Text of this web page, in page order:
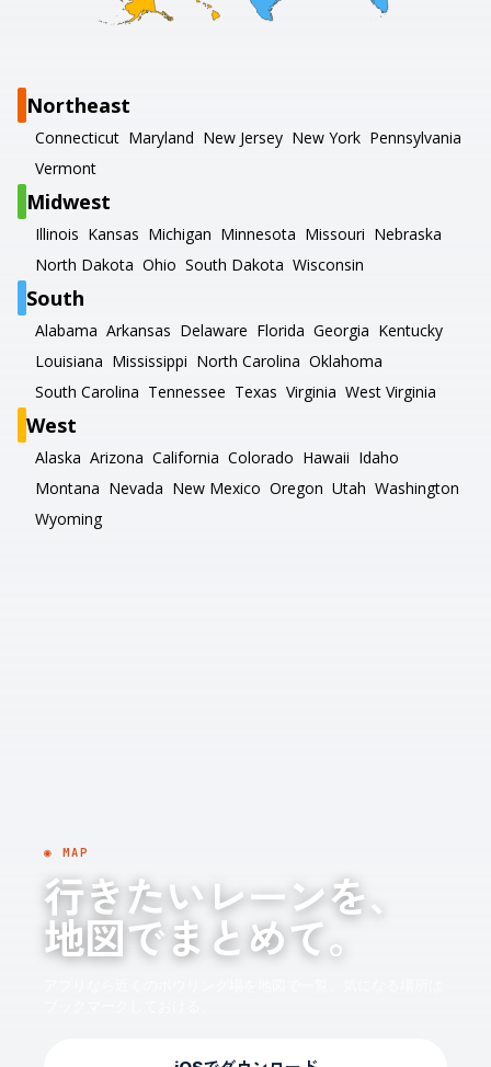
Northeast
Connecticut Maryland New Jersey New York Pennsylvania
Vermont
Midwest
Illinois Kansas Michigan Minnesota Missouri Nebraska
North Dakota Ohio South Dakota Wisconsin
South
Alabama Arkansas Delaware Florida Georgia Kentucky
Louisiana Mississippi North Carolina Oklahoma
South Carolina Tennessee Texas Virginia West Virginia
West
Alaska Arizona California Colorado Hawaii Idaho
Montana Nevada New Mexico Oregon Utah Washington
Wyoming
◉ MAP
行きたいレーンを、
地図でまとめて。